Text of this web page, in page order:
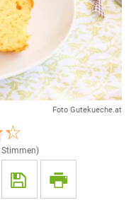
Foto Gutekueche.at
Stimmen)